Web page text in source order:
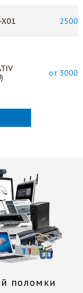
X01
2500
от 3000
поломки